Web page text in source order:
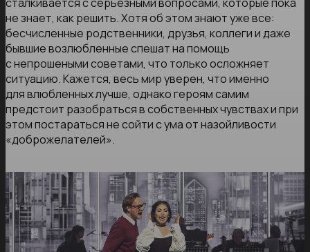
сталкивается с серьезными вопросами, которые пока
не знает, как решить. Хотя об этом знают уже все:
бесчисленные родственники, друзья, коллеги и даже
бывшие возлюбленные спешат на помощь
с непрошеными советами, что только осложняет
ситуацию. Кажется, весь мир уверен, что именно
для влюбленных лучше, однако героям самим
предстоит разобраться в собственных чувствах и при
этом постараться не сойти с ума от назойливости
«доброжелателей».